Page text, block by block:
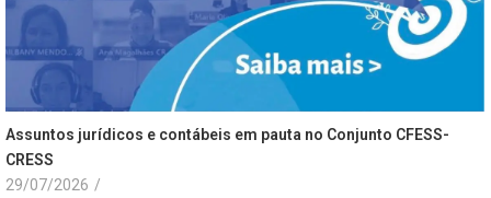
Assuntos jurídicos e contábeis em pauta no Conjunto CFESS-
CRESS
29/07/2026 /